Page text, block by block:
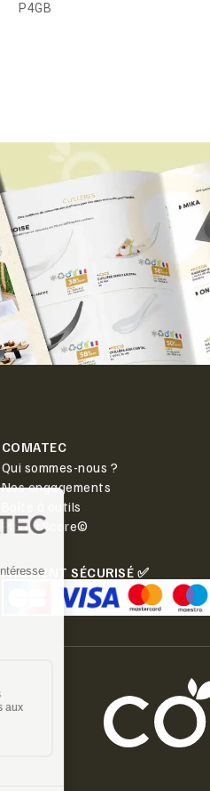
P4GB
COMATEC
Qui sommes-nous ?
Nos engagements
Boîte à outils
PlanetScore©
PAIEMENT SÉCURISÉ ✅